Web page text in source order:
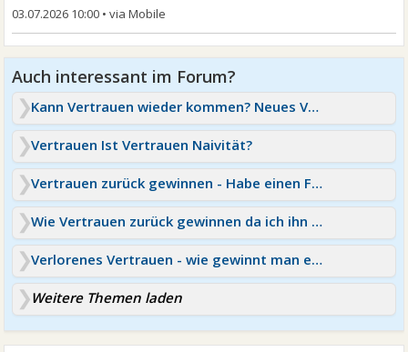
03.07.2026 10:00 •
Kann Vertrauen wieder kommen? Neues Vertrauen aufbauen?
Vertrauen Ist Vertrauen Naivität?
Vertrauen zurück gewinnen - Habe einen Fehler gemacht
Wie Vertrauen zurück gewinnen da ich ihn betrogen habe
Verlorenes Vertrauen - wie gewinnt man es zurück?
Weitere Themen laden